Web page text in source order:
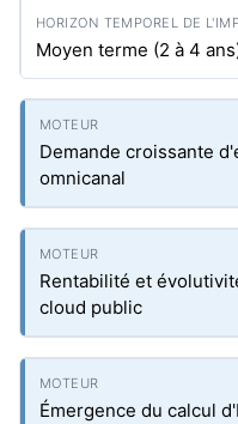
Moyen terme (2 à 4
Demande croissante
omnicanal
Rentabilité et
cloud public
Émergence du calcul